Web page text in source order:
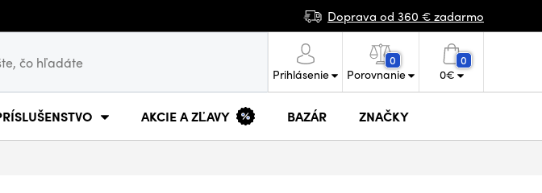
Doprava od 360 € zadarmo
Prihlásenie
0
Porovnanie
0
0€
AKCIE A ZĽAVY BAZÁR ZNAČKY